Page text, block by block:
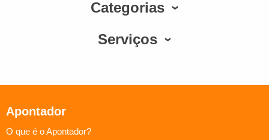
Categorias
Serviços
Apontador
O que é o Apontador?